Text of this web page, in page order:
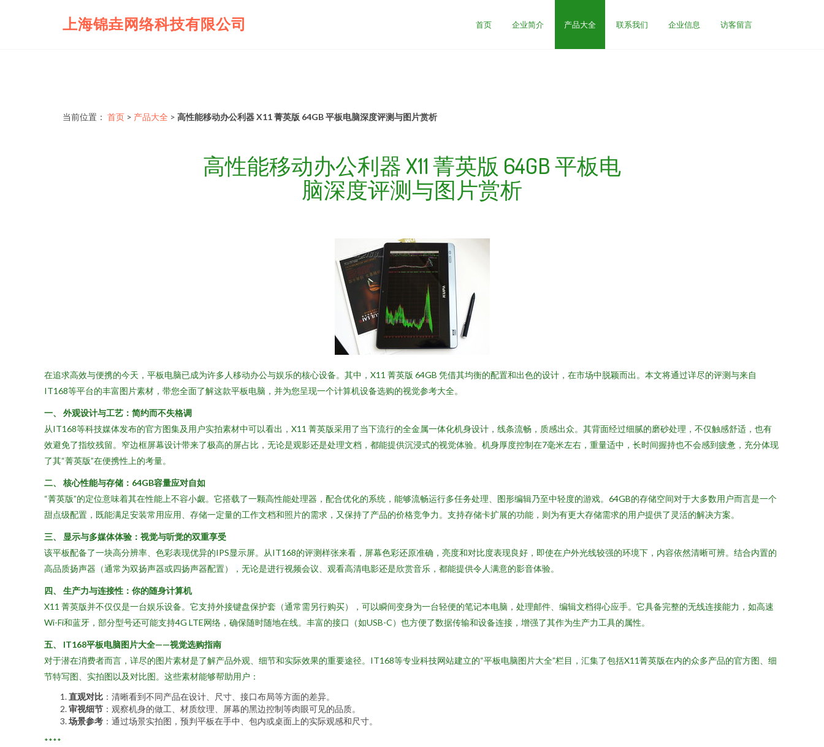
上海锦垚网络科技有限公司 首页 企业简介 产品大全 联系我们 企业信息 访客留言
当前位置： 首页 > 产品大全 > 高性能移动办公利器 X11 菁英版 64GB 平板电脑深度评测与图片赏析
高性能移动办公利器 X11 菁英版 64GB 平板电
脑深度评测与图片赏析
在追求高效与便携的今天，平板电脑已成为许多人移动办公与娱乐的核心设备。其中，X11 菁英版 64GB 凭借其均衡的配置和出色的设计，在市场中脱颖而出。本文将通过详尽的评测与来自
IT168等平台的丰富图片素材，带您全面了解这款平板电脑，并为您呈现一个计算机设备选购的视觉参考大全。
一、 外观设计与工艺：简约而不失格调
从IT168等科技媒体发布的官方图集及用户实拍素材中可以看出，X11 菁英版采用了当下流行的全金属一体化机身设计，线条流畅，质感出众。其背面经过细腻的磨砂处理，不仅触感舒适，也有
效避免了指纹残留。窄边框屏幕设计带来了极高的屏占比，无论是观影还是处理文档，都能提供沉浸式的视觉体验。机身厚度控制在7毫米左右，重量适中，长时间握持也不会感到疲惫，充分体现
了其“菁英版”在便携性上的考量。
二、 核心性能与存储：64GB容量应对自如
“菁英版”的定位意味着其在性能上不容小觑。它搭载了一颗高性能处理器，配合优化的系统，能够流畅运行多任务处理、图形编辑乃至中轻度的游戏。64GB的存储空间对于大多数用户而言是一个
甜点级配置，既能满足安装常用应用、存储一定量的工作文档和照片的需求，又保持了产品的价格竞争力。支持存储卡扩展的功能，则为有更大存储需求的用户提供了灵活的解决方案。
三、 显示与多媒体体验：视觉与听觉的双重享受
该平板配备了一块高分辨率、色彩表现优异的IPS显示屏。从IT168的评测样张来看，屏幕色彩还原准确，亮度和对比度表现良好，即使在户外光线较强的环境下，内容依然清晰可辨。结合内置的
高品质扬声器（通常为双扬声器或四扬声器配置），无论是进行视频会议、观看高清电影还是欣赏音乐，都能提供令人满意的影音体验。
四、 生产力与连接性：你的随身计算机
X11 菁英版并不仅仅是一台娱乐设备。它支持外接键盘保护套（通常需另行购买），可以瞬间变身为一台轻便的笔记本电脑，处理邮件、编辑文档得心应手。它具备完整的无线连接能力，如高速
Wi-Fi和蓝牙，部分型号还可能支持4G LTE网络，确保随时随地在线。丰富的接口（如USB-C）也方便了数据传输和设备连接，增强了其作为生产力工具的属性。
五、 IT168平板电脑图片大全——视觉选购指南
对于潜在消费者而言，详尽的图片素材是了解产品外观、细节和实际效果的重要途径。IT168等专业科技网站建立的“平板电脑图片大全”栏目，汇集了包括X11菁英版在内的众多产品的官方图、细
节特写图、实拍图以及对比图。这些素材能够帮助用户：
直观对比 ：清晰看到不同产品在设计、尺寸、接口布局等方面的差异。
审视细节 ：观察机身的做工、材质纹理、屏幕的黑边控制等肉眼可见的品质。
场景参考 ：通过场景实拍图，预判平板在手中、包内或桌面上的实际观感和尺寸。
****